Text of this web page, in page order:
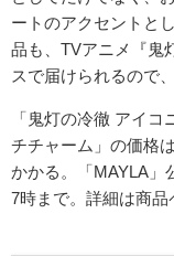
ートのアクセントと
品も、TVアニメ『鬼
スで届けられるので
「鬼灯の冷徹 アイ
チチャーム」の価格
かかる。「MAYLA」
7時まで。詳細は商品